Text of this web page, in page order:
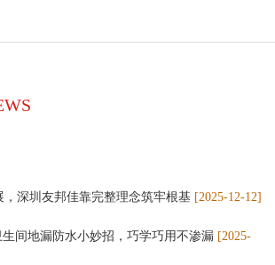
，深圳友邦佳靠完整理念筑牢根基 [2025-12-12]
间地漏防水小妙招，巧学巧用不渗漏 [2025-